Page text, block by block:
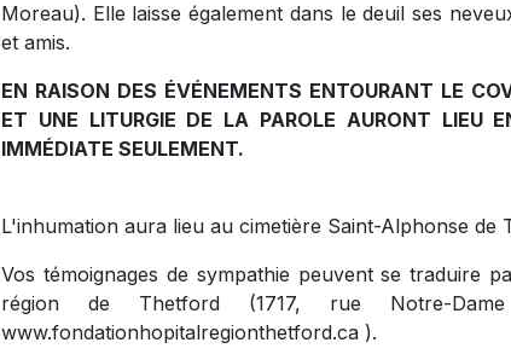
Moreau). Elle laisse également dans le deuil ses
et amis.
EN RAISON DES ÉVÉNEMENTS ENTOURANT LE
ET UNE LITURGIE DE LA PAROLE AURONT LIEU
IMMÉDIATE SEULEMENT.
L'inhumation aura lieu au cimetière Saint-Alphonse de
Vos témoignages de sympathie peuvent se traduire
région de Thetford (1717, rue Notre-
www.fondationhopitalregionthetford.ca ).